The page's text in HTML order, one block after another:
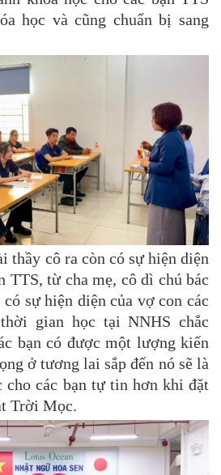
học và cũng chuẩn bị sang
thầy cô ra còn có sự hiện diện
TTS, từ cha mẹ, cô dì chú bác
sự hiện diện của vợ con các
gian học tại NNHS chắc
bạn có được một lượng kiến
ở tương lai sắp đến nó sẽ là
cho các bạn tự tin hơn khi đặt
Trời Mọc.